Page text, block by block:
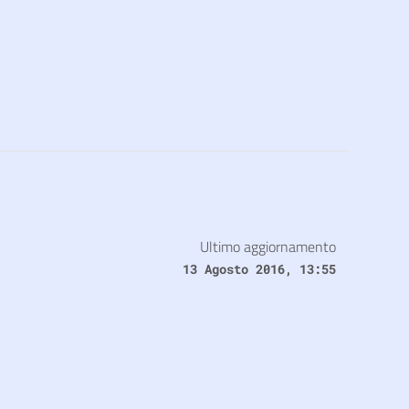
Ultimo aggiornamento
13 Agosto 2016, 13:55